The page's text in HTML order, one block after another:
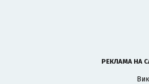
РЕКЛАМА НА